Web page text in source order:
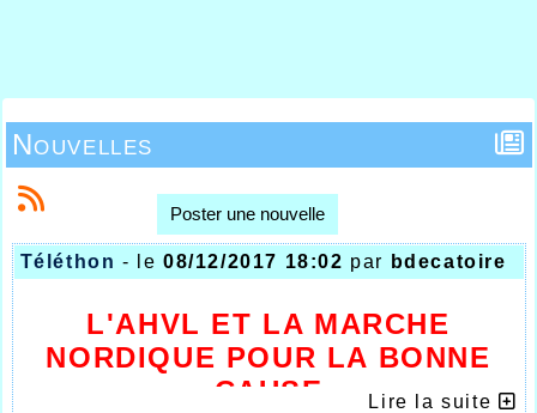
Nouvelles
Poster une nouvelle
Téléthon - le 08/12/2017 18:02 par bdecatoire
L'AHVL ET LA MARCHE
NORDIQUE POUR LA BONNE
CAUSE
Lire la suite